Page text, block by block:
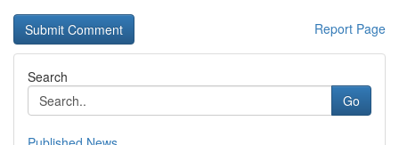
Report Page
Search
Go